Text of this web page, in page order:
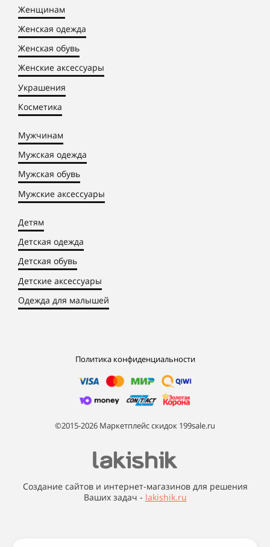
Женщинам
Женская одежда
Женская обувь
Женские аксессуары
Украшения
Косметика
Мужчинам
Мужская одежда
Мужская обувь
Мужские аксессуары
Детям
Детская одежда
Детская обувь
Детские аксессуары
Одежда для малышей
Политика конфиденциальности
©2015-2026 Маркетплейс скидок 199sale.ru
Создание сайтов и интернет-магазинов для решения
Ваших задач - lakishik.ru